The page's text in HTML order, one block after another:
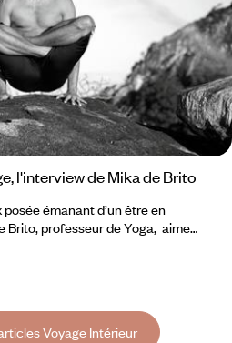
l'interview de Mika de Brito
émanant d’un être en
Brito, professeur de Yoga, aime
une série de grands voyages qui le
Voyage Intérieur